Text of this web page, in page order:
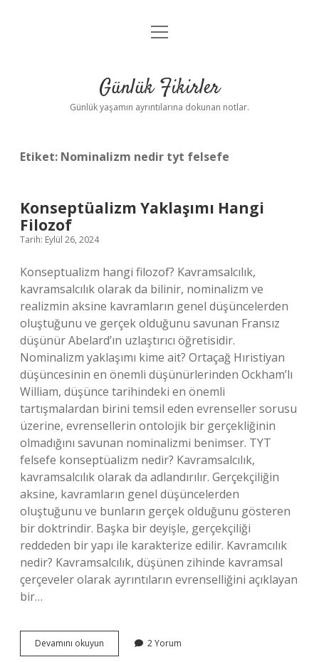
Anasayfa
Yasal Uyarı
menüyü
Günlük Fikirler
Günlük yaşamın ayrıntılarına dokunan notlar.
Etiket: Nominalizm nedir tyt felsefe
Konseptüalizm Yaklaşımı Hangi
Filozof
Tarih: Eylül 26, 2024
Konseptualizm hangi filozof? Kavramsalcılık,
kavramsalcılık olarak da bilinir, nominalizm ve
realizmin aksine kavramların genel düşüncelerden
oluştuğunu ve gerçek olduğunu savunan Fransız
düşünür Abelard’ın uzlaştırıcı öğretisidir.
Nominalizm yaklaşımı kime ait? Ortaçağ Hıristiyan
düşüncesinin en önemli düşünürlerinden Ockham’lı
William, düşünce tarihindeki en önemli
tartışmalardan birini temsil eden evrenseller sorusu
üzerine, evrensellerin ontolojik bir gerçekliğinin
olmadığını savunan nominalizmi benimser. TYT
felsefe konseptüalizm nedir? Kavramsalcılık,
kavramsalcılık olarak da adlandırılır. Gerçekçiliğin
aksine, kavramların genel düşüncelerden
oluştuğunu ve bunların gerçek olduğunu gösteren
bir doktrindir. Başka bir deyişle, gerçekçiliği
reddeden bir yapı ile karakterize edilir. Kavramcılık
nedir? Kavramsalcılık, düşünen zihinde kavramsal
çerçeveler olarak ayrıntıların evrenselliğini açıklayan
bir…
Devamını okuyun Konseptüalizm
Yaklaşımı
2 Yorum